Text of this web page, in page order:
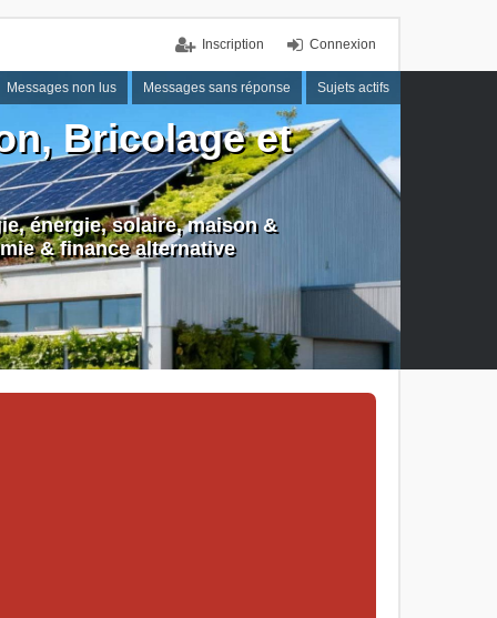
Connexion
Inscription
Messages non lus Messages sans réponse Sujets actifs
Bricolage et
énergie, solaire, maison &
& finance alternative